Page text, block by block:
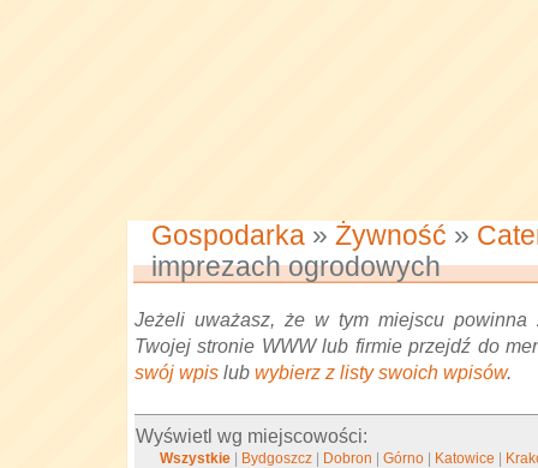
Gospodarka » Żywność »
imprezach ogrodowych
Jeżeli uważasz, że w tym miejscu powinna
Twojej stronie WWW lub firmie przejdź do
swój wpis lub wybierz z listy swoich wpisów.
Wyświetl wg miejscowości:
Wszystkie Bydgoszcz Dobron |Górno Katowice